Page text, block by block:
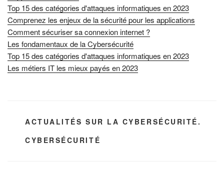
Top 15 des catégories d'attaques informatiques en 2023
Comprenez les enjeux de la sécurité pour les applications
Comment sécuriser sa connexion internet ?
Les fondamentaux de la Cybersécurité
Top 15 des catégories d'attaques informatiques en 2023
Les métiers IT les mieux payés en 2023
CATÉGORIES
ACTUALITÉS SUR LA CYBERSÉCURITÉ.
ÉTIQUETTES
CYBERSÉCURITÉ